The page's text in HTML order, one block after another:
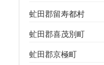
虻田郡留寿都村
虻田郡喜茂別町
虻田郡京極町